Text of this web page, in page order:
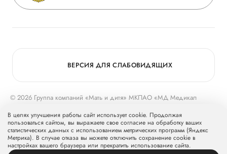
Вакансии
Медицинский туризм
Статьи
© 2026 Группа компаний «Мать и дитя» МКПАО «МД Медикал
Группу компаний «Мать и дитя».
ВЕРСИЯ ДЛЯ СЛАБОВИДЯЩИХ
В целях улучшения работы сайт использует cookie. Продолжая
пользоваться сайтом, вы выражаете свое согласие на обработку ваших
статистических данных с использованием метрических программ (Яндекс
Метрика). В случае отказа вы можете отключить сохранение cookie в
настройках вашего браузера или прекратить использование сайта.